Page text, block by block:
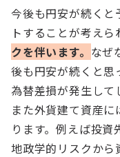
今後も円安が続くと
トすることが考え
クを伴います。 なぜ
後も円安が続くと思
為替差損が発生して
また外貨建て資産
ります。例えば投
地政学的リスクから